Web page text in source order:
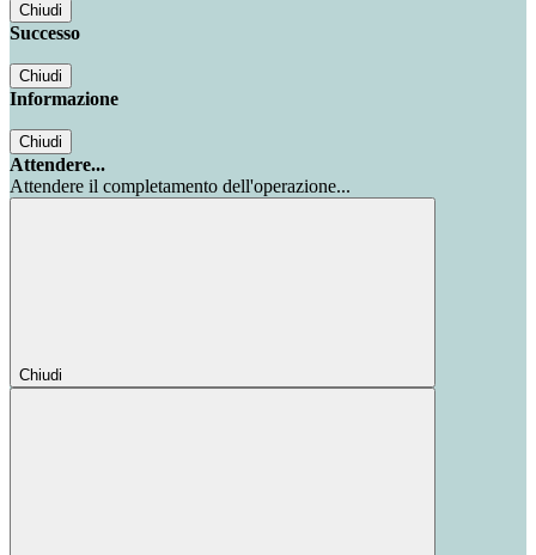
Chiudi
Successo
Chiudi
Informazione
Chiudi
Attendere...
Attendere il completamento dell'operazione...
Chiudi